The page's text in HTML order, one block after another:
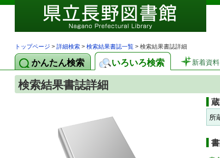
トップページ > 詳細検索 > 検索結果書誌一覧 > 検索結果書誌詳細
かんたん検索 いろいろ検索 新着資料
検索結果書誌詳細
所